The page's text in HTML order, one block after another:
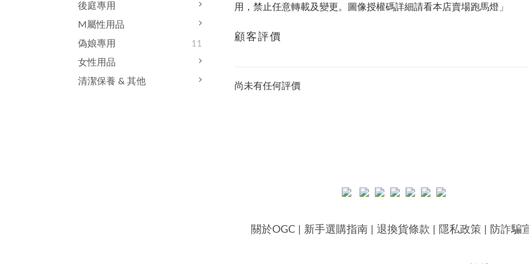
後庭專用
M屬性用品
偽娘專用
11
女性用品
清潔保養 & 其他
用，禁止任意轉載及變更。圖像授權碼詳細請看本店賣場跑馬燈」
顧客評價
尚未有任何評價
關於OGC| 新手選購指南| 退換貨條款 隱私政策 防詐騙